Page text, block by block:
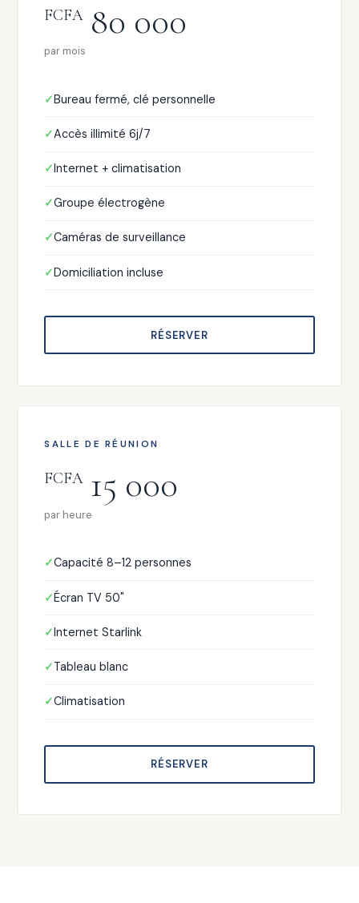
FCFA80 000
par mois
Bureau fermé, clé personnelle
Accès illimité 6j/7
Internet + climatisation
Groupe électrogène
Caméras de surveillance
Domiciliation incluse
RÉSERVER
SALLE DE RÉUNION
FCFA15 000
par heure
Capacité 8–12 personnes
Écran TV 50"
Internet Starlink
Tableau blanc
Climatisation
RÉSERVER